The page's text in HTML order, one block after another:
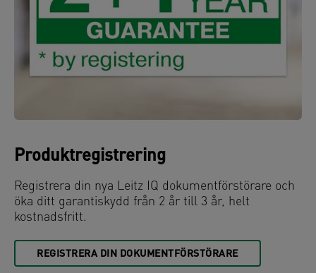
Produktregistrering
Registrera din nya Leitz IQ dokumentförstörare och
öka ditt garantiskydd från 2 år till 3 år, helt
kostnadsfritt.
REGISTRERA DIN DOKUMENTFÖRSTÖRARE